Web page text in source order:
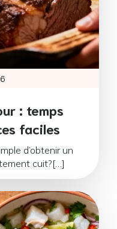
: temps
faciles
d’obtenir un
cuit?[…]